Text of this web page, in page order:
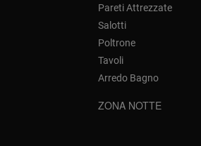
Pareti Attrezzate
Salotti
Poltrone
Tavoli
Arredo Bagno
ZONA NOTTE